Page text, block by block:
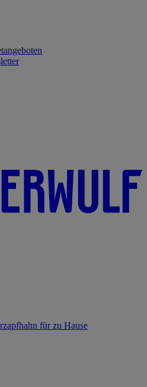
für zu Hause